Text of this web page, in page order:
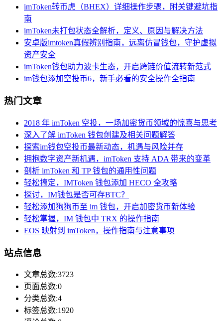
imToken转币虎（BHEX）详细操作步骤，附关键避坑指
南
imToken未打包状态全解析，定义、原因与解决方法
安卓版imtoken真假辨别指南，远离仿冒钱包，守护虚拟
资产安全
imToken钱包助力波卡生态，开启跨链价值流转新范式
im钱包添加空投币6，新手必看的安全操作全指南
热门文章
2018 年 imToken 空投，一场加密货币领域的惊喜与思考
深入了解 imToken 钱包创建及相关问题解答
探索im钱包空投币最新动态，机遇与风险并存
拥抱数字资产新机遇，imToken 支持 ADA 带来的变革
剖析 imToken 和 TP 钱包的通用性问题
轻松搞定，IMToken 钱包添加 HECO 全攻略
探讨，IM钱包是否可存BTC？
轻松添加狗狗币至 im 钱包，开启加密货币新体验
轻松掌握，IM 钱包中 TRX 的操作指南
EOS 映射到 imToken，操作指南与注意事项
站点信息
文章总数:3723
页面总数:0
分类总数:4
标签总数:1920